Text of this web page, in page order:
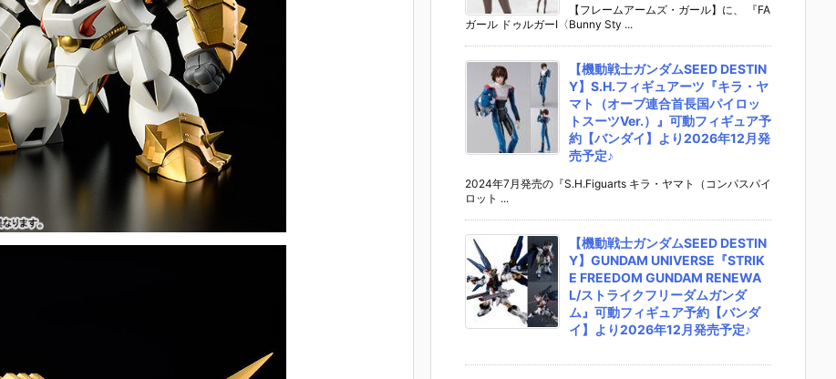
【フレームアームズ・ガール】に、 『FA
ガール ドゥルガーI〈Bunny Sty ...
【機動戦士ガンダムSEED DESTIN
Y】S.H.フィギュアーツ『キラ・ヤ
マト（オーブ連合首長国パイロッ
トスーツVer.）』可動フィギュア予
約【バンダイ】より2026年12月発
売予定♪
2024年7月発売の『S.H.Figuarts キラ・ヤマト（コンパスパイ
ロット ...
【機動戦士ガンダムSEED DESTIN
Y】GUNDAM UNIVERSE『STRIK
E FREEDOM GUNDAM RENEWA
L/ストライクフリーダムガンダ
ム』可動フィギュア予約【バンダ
イ】より2026年12月発売予定♪